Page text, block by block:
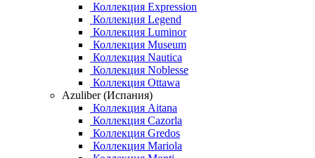
Коллекция Expression
Коллекция Legend
Коллекция Luminor
Коллекция Museum
Коллекция Nautica
Коллекция Noblesse
Коллекция Ottawa
Azuliber (Испания)
Коллекция Aitana
Коллекция Cazorla
Коллекция Gredos
Коллекция Mariola